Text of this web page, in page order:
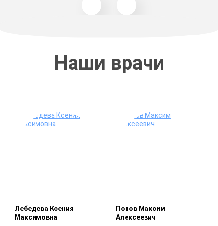
Наши врачи
Лебедева Ксения
Максимовна
Попов Максим
Алексеевич